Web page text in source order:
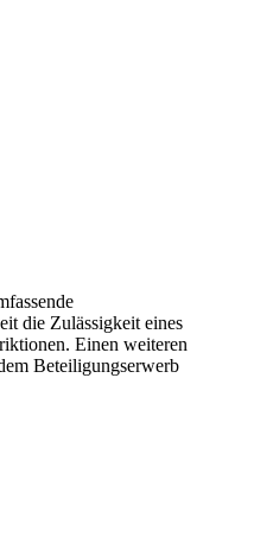
die Zulässigkeit eines
Einen weiteren
Beteiligungserwerb